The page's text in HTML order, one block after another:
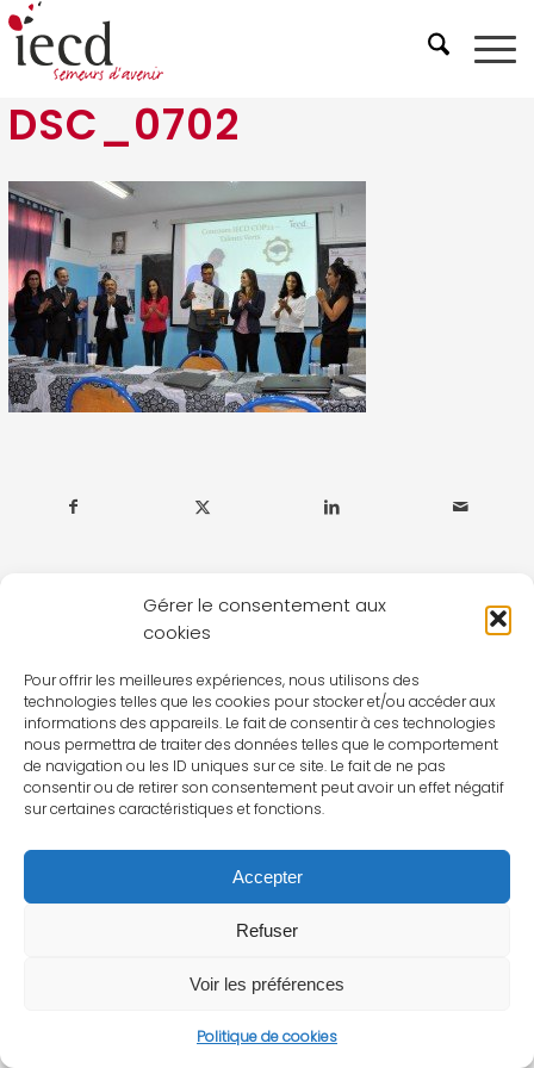
Gérer le consentement aux
cookies
Pour offrir les meilleures expériences, nous utilisons des
technologies telles que les cookies pour stocker et/ou accéder aux
informations des appareils. Le fait de consentir à ces technologies
nous permettra de traiter des données telles que le comportement
de navigation ou les ID uniques sur ce site. Le fait de ne pas
consentir ou de retirer son consentement peut avoir un effet négatif
sur certaines caractéristiques et fonctions.
Accepter
Refuser
Voir les préférences
Politique de cookies
DSC_0702